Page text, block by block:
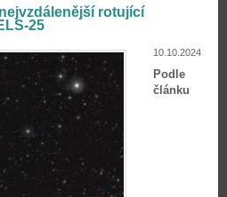
rotující
25
10.10.2024
Podle
článku